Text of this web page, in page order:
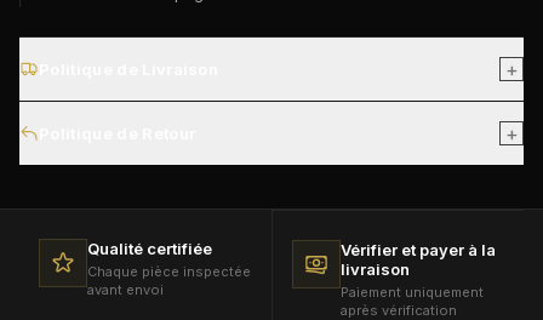
+
généralement livrées sous 2 à 4 jours ouvrables après
confirmation.
+
Qualité certifiée
Chaque pièce inspectée
avant envoi
Vérifier et payer à la
livraison
Paiement uniquement
après vérification